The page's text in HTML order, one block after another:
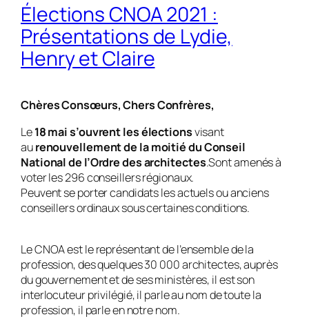
Élections CNOA 2021 :
Présentations de Lydie,
Henry et Claire
Chères Consœurs, Chers Confrères,
Le18 mai s’ouvrent les électionsvisant
aurenouvellement de la moitié du Conseil
National de l’Ordre des architectes.Sont amenés à
voter les 296 conseillers régionaux.
Peuvent se porter candidats les actuels ou anciens
conseillers ordinaux sous certaines conditions.
Le CNOA est le représentant de l’ensemble de la
profession, des quelques 30 000 architectes, auprès
du gouvernement et de ses ministères, il est son
interlocuteur privilégié, il parle au nom de toute la
profession, il parle en notre nom.